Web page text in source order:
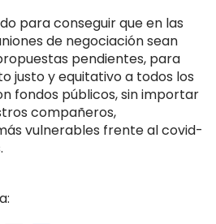
para conseguir que en las
de negociación sean
pendientes, para
justo y equitativo a todos los
fondos públicos, sin importar
compañeros,
vulnerables frente al covid-